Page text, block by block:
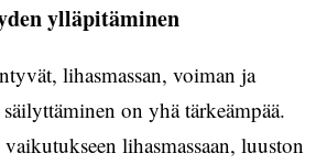
ylläpitäminen
lihasmassan, voiman ja
on yhä tärkeämpää.
lihasmassaan, luuston